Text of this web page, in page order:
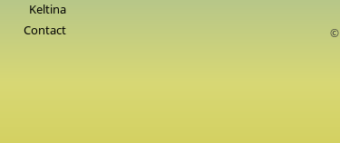
Keltina
Contact
©